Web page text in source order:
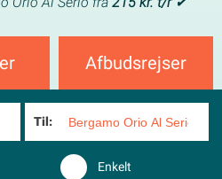
Afbudsrejser
Til:
Enkelt